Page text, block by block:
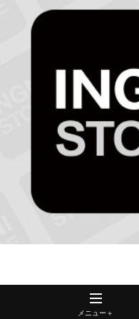
メニュー＋